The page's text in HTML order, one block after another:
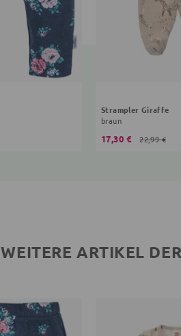
Strampler Giraffe
braun
17,30 € 22,99 €
WEITERE ARTIKEL